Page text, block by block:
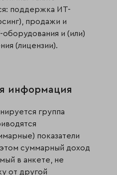
поддержка ИТ-
продажи и
и (или)
(лицензии).
информация
группа
показатели
суммарный доход
в анкете, не
от другой